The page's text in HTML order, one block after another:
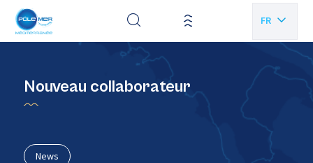
FR
Nouveau collaborateur
News
Panneau de gestion des cookies